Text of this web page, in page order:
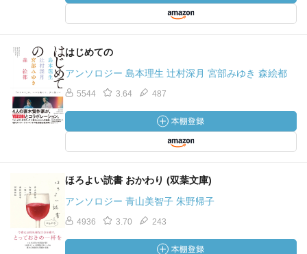
はじめての
アンソロジー 島本理生 辻村深月 宮部みゆき 森絵都
5544 3.64 487
ほろよい読書 おかわり (双葉文庫)
アンソロジー 青山美智子 朱野帰子
4936 3.70 243